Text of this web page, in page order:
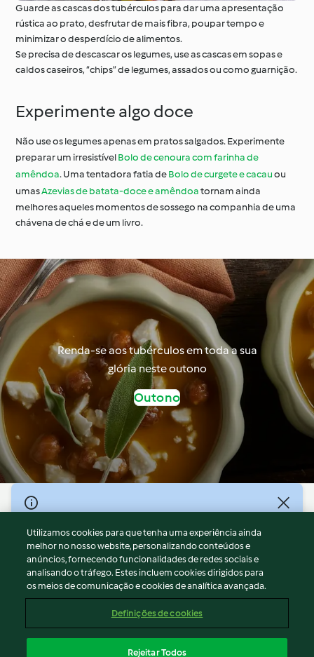
Guarde as cascas dos tubérculos para dar uma apresentação
rústica ao prato, desfrutar de mais fibra, poupar tempo e
minimizar o desperdício de alimentos.
Se precisa de descascar os legumes, use as cascas em sopas e
caldos caseiros, “chips” de legumes, assados ou como guarnição.
Experimente algo doce
Não use os legumes apenas em pratos salgados. Experimente
preparar um irresistívelBolo de cenoura com farinha de
amêndoa. Uma tentadora fatia deBolo de curgete e cacauou
umasAzevias de batata-doce e amêndoatornam ainda
melhores aqueles momentos de sossego na companhia de uma
chávena de chá e de um livro.
Renda-se aos tubérculos em toda a sua
glória neste outono
Outono
© Copyright 2026
Termos de Utilização
Aviso sobre Proteção de Dados
Aviso
Apoio legal
Conteúdo do relatório
Utilizamos cookies para que tenha uma experiência ainda
melhor no nosso website, personalizando conteúdos e
anúncios, fornecendo funcionalidades de redes sociais e
analisando o tráfego. Estes incluem cookies dirigidos para
os meios de comunicação e cookies de analítica avançada.
Definições de cookies
Rejeitar Todos